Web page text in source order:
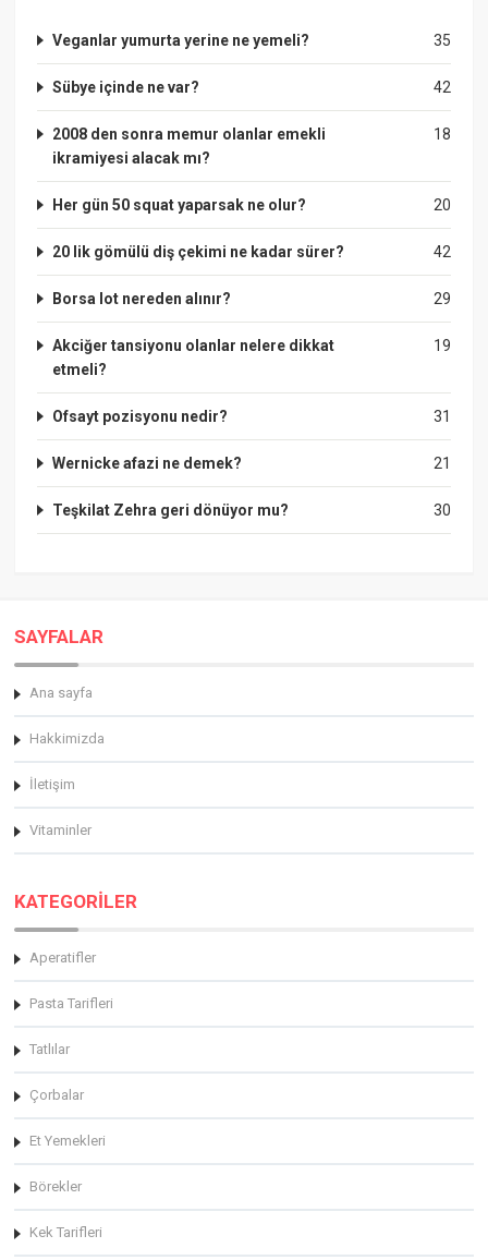
35
Veganlar yumurta yerine ne yemeli?
42
Sübye içinde ne var?
18
2008 den sonra memur olanlar emekli
ikramiyesi alacak mı?
20
Her gün 50 squat yaparsak ne olur?
42
20 lik gömülü diş çekimi ne kadar sürer?
29
Borsa lot nereden alınır?
19
Akciğer tansiyonu olanlar nelere dikkat
etmeli?
31
Ofsayt pozisyonu nedir?
21
Wernicke afazi ne demek?
30
Teşkilat Zehra geri dönüyor mu?
SAYFALAR
Ana sayfa
Hakkimizda
İletişim
Vitaminler
KATEGORİLER
Aperatifler
Pasta Tarifleri
Tatlılar
Çorbalar
Et Yemekleri
Börekler
Kek Tarifleri